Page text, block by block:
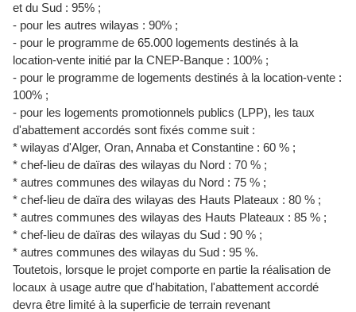
et du Sud : 95% ;
- pour les autres wilayas : 90% ;
- pour le programme de 65.000 logements destinés à la
location-vente initié par la CNEP-Banque : 100% ;
- pour le programme de logements destinés à la location-vente :
100% ;
- pour les logements promotionnels publics (LPP), les taux
d'abattement accordés sont fixés comme suit :
* wilayas d'Alger, Oran, Annaba et Constantine : 60 % ;
* chef-lieu de daïras des wilayas du Nord : 70 % ;
* autres communes des wilayas du Nord : 75 % ;
* chef-lieu de daïra des wilayas des Hauts Plateaux : 80 % ;
* autres communes des wilayas des Hauts Plateaux : 85 % ;
* chef-lieu de daïras des wilayas du Sud : 90 % ;
* autres communes des wilayas du Sud : 95 %.
Toutetois, lorsque le projet comporte en partie la réalisation de
locaux à usage autre que d'habitation, l'abattement accordé
devra être limité à la superficie de terrain revenant